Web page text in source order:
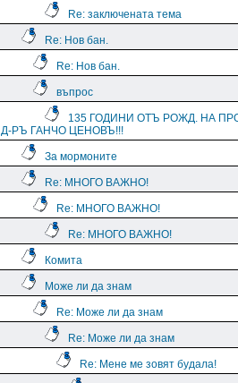
Re: заключената тема
Re: Нов бан.
Re: Нов бан.
въпрос
135 ГОДИНИ ОТЪ РОЖД. НА
Д-РЪ ГАНЧО ЦЕНОВЪ!!!
За мормоните
Re: МНОГО ВАЖНО!
Re: МНОГО ВАЖНО!
Re: МНОГО ВАЖНО!
Комита
Може ли да знам
Re: Може ли да знам
Re: Може ли да знам
Re: Мене ме зовят будала!